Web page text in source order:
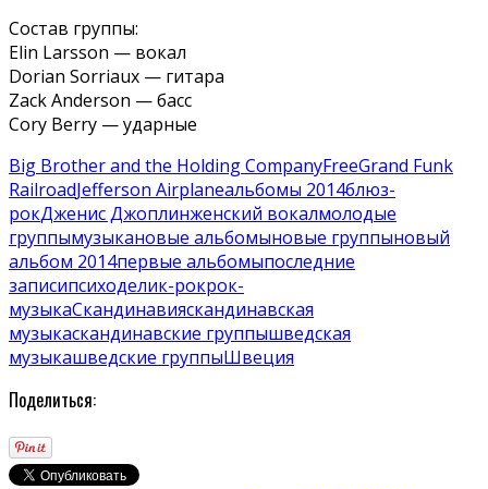
Состав группы:
Elin Larsson — вокал
Dorian Sorriaux — гитара
Zack Anderson — басс
Cory Berry — ударные
Big Brother and the Holding CompanyFreeGrand Funk
RailroadJefferson Airplaneальбомы 2014блюз-
рокДженис Джоплинженский вокалмолодые
группымузыкановые альбомыновые группыновый
альбом 2014первые альбомыпоследние
записипсиходелик-рокрок-
музыкаСкандинавияскандинавская
музыкаскандинавские группышведская
музыкашведские группыШвеция
Поделиться: